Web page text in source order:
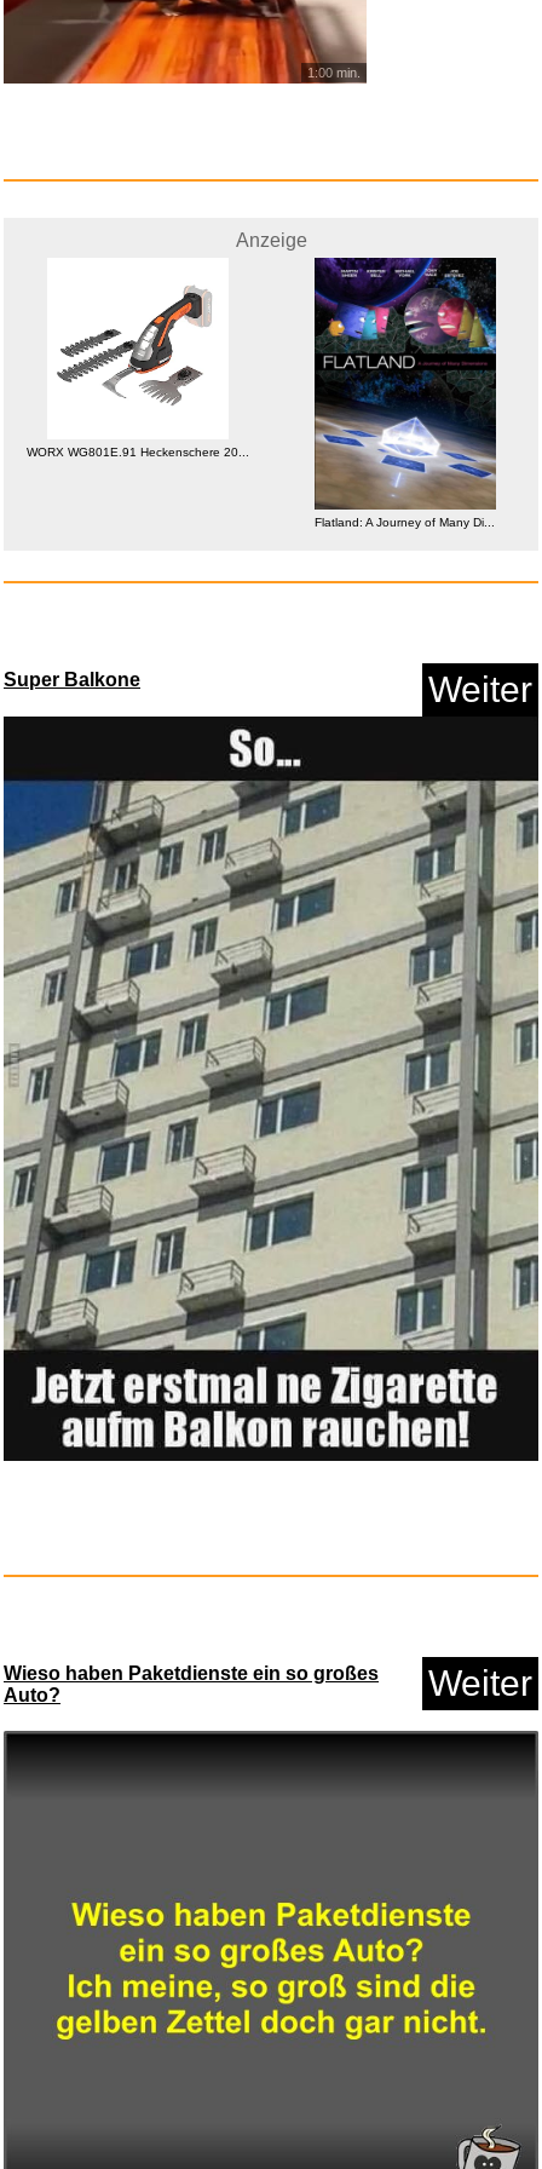
ROSSMANN Gutschein - €50 ...
Anzeige
Ballongas [30 Luftballons] Hel...
Anzeige
Yimihua Kunstleder Kunstleder ...
Anzeige
Flatland: A Journey of Many Di...
1:00 min.
Anzeige
WORX WG801E.91 Heckenschere 20...
Flatland: A Journey of Many Di...
Super Balkone Weiter
Wieso haben Paketdienste ein so großes
Auto?
Weiter